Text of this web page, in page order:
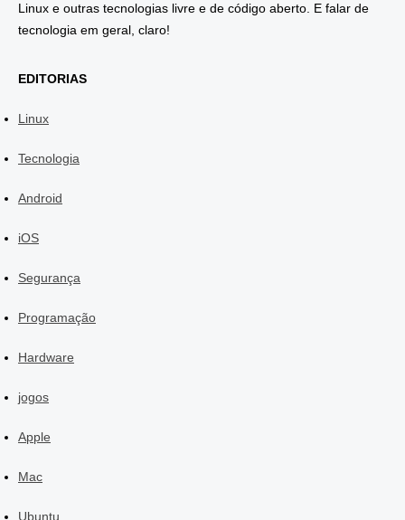
Linux e outras tecnologias livre e de código aberto. E falar de
tecnologia em geral, claro!
EDITORIAS
Linux
Tecnologia
Android
iOS
Segurança
Programação
Hardware
jogos
Apple
Mac
Ubuntu